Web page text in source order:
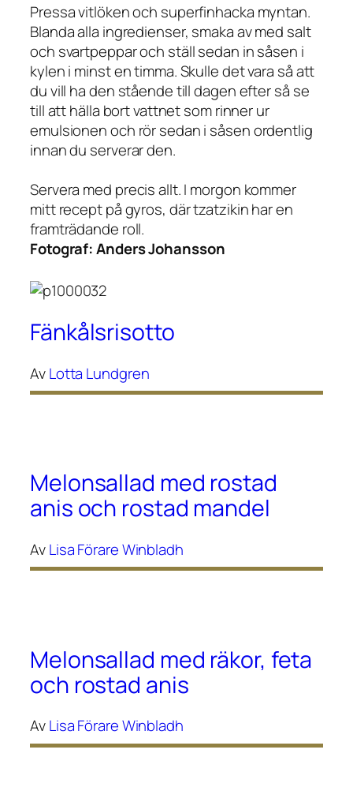
Pressa vitlöken och superfinhacka myntan.
Blanda alla ingredienser, smaka av med salt
och svartpeppar och ställ sedan in såsen i
kylen i minst en timma. Skulle det vara så att
du vill ha den stående till dagen efter så se
till att hälla bort vattnet som rinner ur
emulsionen och rör sedan i såsen ordentlig
innan du serverar den.
Servera med precis allt. I morgon kommer
mitt recept på gyros, där tzatzikin har en
framträdande roll.
Fotograf:Anders Johansson
Fänkålsrisotto
AvLotta Lundgren
Melonsallad med rostad
anis och rostad mandel
AvLisa Förare Winbladh
Melonsallad med räkor, feta
och rostad anis
AvLisa Förare Winbladh